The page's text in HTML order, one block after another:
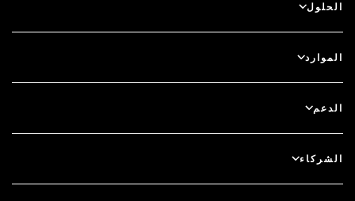
سكيور آي دي (SecurID)
الحلول
المصادقة متعددة العوامل
الخدمات المالية
الموارد
المدونة
الدعم
دعم العملاء
الشركاء